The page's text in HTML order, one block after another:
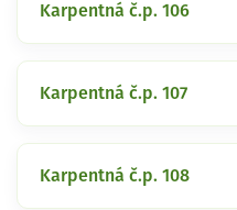
Karpentná č.p. 106
Karpentná č.p. 107
Karpentná č.p. 108